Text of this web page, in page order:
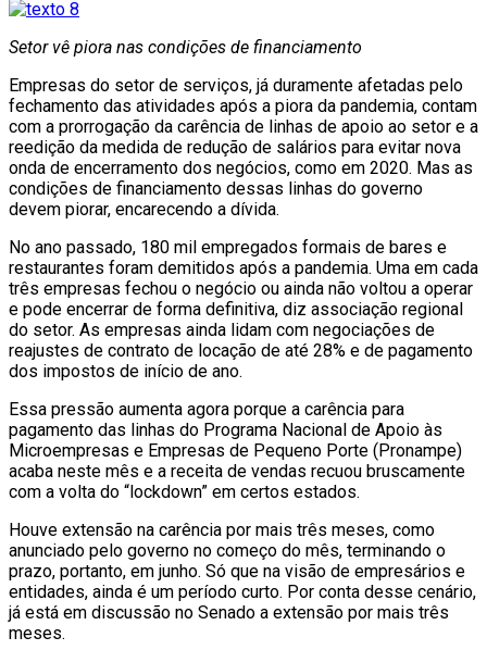
Setor vê piora nas condições de financiamento
Empresas do setor de serviços, já duramente afetadas pelo
fechamento das atividades após a piora da pandemia, contam
com a prorrogação da carência de linhas de apoio ao setor e a
reedição da medida de redução de salários para evitar nova
onda de encerramento dos negócios, como em 2020. Mas as
condições de financiamento dessas linhas do governo
devem piorar, encarecendo a dívida.
No ano passado, 180 mil empregados formais de bares e
restaurantes foram demitidos após a pandemia. Uma em cada
três empresas fechou o negócio ou ainda não voltou a operar
e pode encerrar de forma definitiva, diz associação regional
do setor. As empresas ainda lidam com negociações de
reajustes de contrato de locação de até 28% e de pagamento
dos impostos de início de ano.
Essa pressão aumenta agora porque a carência para
pagamento das linhas do Programa Nacional de Apoio às
Microempresas e Empresas de Pequeno Porte (Pronampe)
acaba neste mês e a receita de vendas recuou bruscamente
com a volta do “lockdown” em certos estados.
Houve extensão na carência por mais três meses, como
anunciado pelo governo no começo do mês, terminando o
prazo, portanto, em junho. Só que na visão de empresários e
entidades, ainda é um período curto. Por conta desse cenário,
já está em discussão no Senado a extensão por mais três
meses.